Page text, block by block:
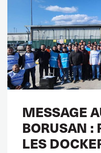
MESSAGE
BORUSAN :
LES